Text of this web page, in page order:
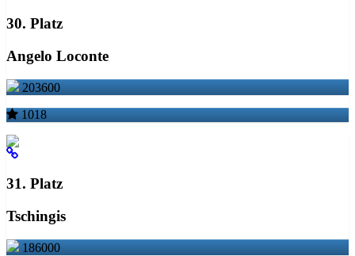
30. Platz
Angelo Loconte
203600
1018
31. Platz
Tschingis
186000